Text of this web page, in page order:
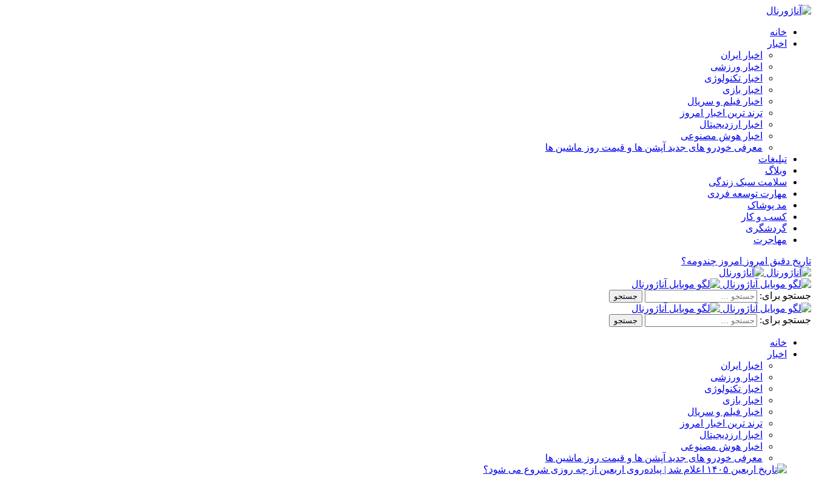
خانه
اخبار
اخبار ایران
اخبار ورزشی
اخبار تکنولوژی
اخبار بازی
اخبار فیلم و سریال
ترند ترین اخبار امروز
اخبار ارزدیجیتال
اخبار هوش مصنوعی
معرفی خودرو های جدید آپشن‌ ها و قیمت روز ماشین‌ ها
تبلیغات
وبلاگ
سلامت سبک زندگی
مهارت توسعه فردی
مد پوشاک
کسب و کار
گردشگری
مهاجرت
تاریخ دقیق امروز امروز چندومه؟
جستجو برای:
جستجو برای:
خانه
اخبار
اخبار ایران
اخبار ورزشی
اخبار تکنولوژی
اخبار بازی
اخبار فیلم و سریال
ترند ترین اخبار امروز
اخبار ارزدیجیتال
اخبار هوش مصنوعی
معرفی خودرو های جدید آپشن‌ ها و قیمت روز ماشین‌ ها